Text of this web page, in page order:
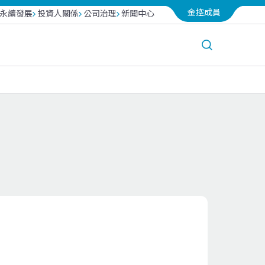
金控成員
台北富邦銀行
永續發展 投資人關係 公司治理 新聞中心